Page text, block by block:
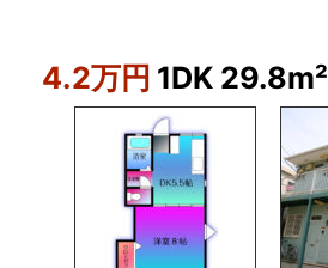
4.2万円 1DK 29.8m²